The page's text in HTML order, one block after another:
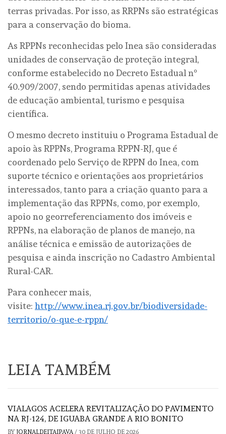
terras privadas. Por isso, as RRPNs são estratégicas
para a conservação do bioma.
As RPPNs reconhecidas pelo Inea são consideradas
unidades de conservação de proteção integral,
conforme estabelecido no Decreto Estadual nº
40.909/2007, sendo permitidas apenas atividades
de educação ambiental, turismo e pesquisa
científica.
O mesmo decreto instituiu o Programa Estadual de
apoio às RPPNs, Programa RPPN-RJ, que é
coordenado pelo Serviço de RPPN do Inea, com
suporte técnico e orientações aos proprietários
interessados, tanto para a criação quanto para a
implementação das RPPNs, como, por exemplo,
apoio no georreferenciamento dos imóveis e
RPPNs, na elaboração de planos de manejo, na
análise técnica e emissão de autorizações de
pesquisa e ainda inscrição no Cadastro Ambiental
Rural-CAR.
Para conhecer mais,
visite: http://www.inea.rj.gov.br/biodiversidade-
territorio/o-que-e-rppn/
LEIA TAMBÉM
VIALAGOS ACELERA REVITALIZAÇÃO DO PAVIMENTO
NA RJ-124, DE IGUABA GRANDE A RIO BONITO
BY JORNALDEITAIPAVA/ 30 DE JULHO DE 2026